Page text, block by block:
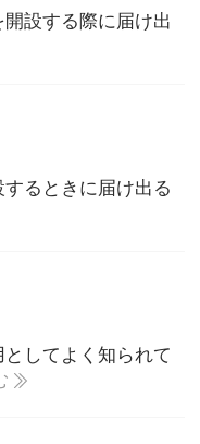
設する際に届け出
るときに届け出る
してよく知られて